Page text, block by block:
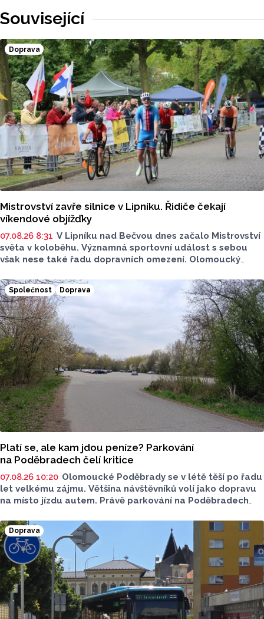
Související
Doprava
Mistrovství zavře silnice v Lipníku. Řidiče čekají
víkendové objížďky
07.08.26 8:31 V Lipníku nad Bečvou dnes začalo Mistrovství
světa v koloběhu. Významná sportovní událost s sebou
však nese také řadu dopravních omezení. Olomoucký
si dát pozor?
Společnost Doprava
Platí se, ale kam jdou peníze? Parkování
na Poděbradech čelí kritice
07.08.26 10:20 Olomoucké Poděbrady se v létě těší po řadu
let velkému zájmu. Většina návštěvníků volí jako dopravu
na místo jízdu autem. Právě parkování na Poděbradech
Na konci června vznikla na Facebooku stránka s názvem
Poděbrady bez závor a nelegálního parkovného, která
upozorňuje na nevyhovujcí situaci s parkováním
u oblíbeného olomouckého letoviska. Za iniciativou stojí
zastupitel města Olomouce, na jeho přání nebudeme
uvádět jeho identitu.
Doprava